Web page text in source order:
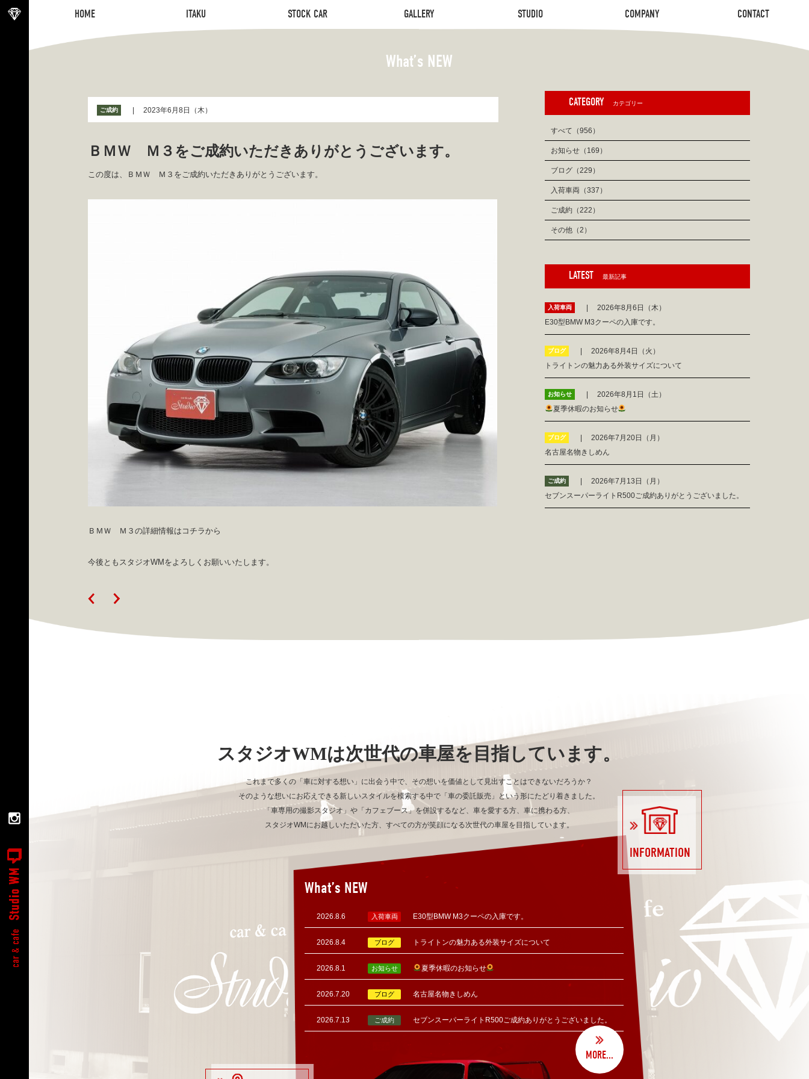
HOME
HOME
ITAKU STOCK CAR GALLERY STUDIO COMPANY CONTACT
CONTACT
What’s NEW
ご成約 2023年6月8日（木）
ＢＭＷ Ｍ３をご成約いただきありがとうございます。
この度は、ＢＭＷ Ｍ３をご成約いただきありがとうございます。
ＢＭＷ Ｍ３の詳細情報はコチラから
今後ともスタジオWMをよろしくお願いいたします。
CATEGORY カテゴリー
すべて（956）
お知らせ（169）
ブログ（229）
入荷車両（337）
ご成約（222）
その他（2）
LATEST 最新記事
入荷車両
2026年8月6日（木）
E30型BMW M3クーペの入庫です。
ブログ
2026年8月4日（火）
トライトンの魅力ある外装サイズについて
お知らせ
2026年8月1日（土）
夏季休暇のお知らせ
ブログ
2026年7月20日（月）
名古屋名物きしめん
ご成約
2026年7月13日（月）
セブンスーパーライトR500ご成約ありがとうございました。
スタジオWMは次世代の車屋を目指しています。
これまで多くの「車に対する想い」に出会う中で、その想いを価値として見出すことはできないだろうか？
そのような想いにお応えできる新しいスタイルを模索する中で「車の委託販売」という形にたどり着きました。
「車専用の撮影スタジオ」や「カフェブース」を併設するなど、車を愛する方、車に携わる方、
スタジオWMにお越しいただいた方、すべての方が笑顔になる次世代の車屋を目指しています。
What’s NEW
2026.8.6 入荷車両 E30型BMW M3クーペの入庫です。
2026.8.4 ブログ トライトンの魅力ある外装サイズについて
2026.8.1 お知らせ 夏季休暇のお知らせ
2026.7.20 ブログ 名古屋名物きしめん
2026.7.13 ご成約 セブンスーパーライトR500ご成約ありがとうございました。
MORE...
INFORMATION